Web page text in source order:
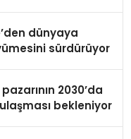
dünyaya
sürdürüyor
2030’da
bekleniyor